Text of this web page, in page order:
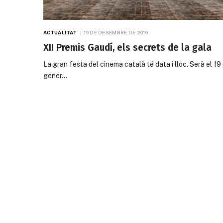
ACTUALITAT 19 DE DESEMBRE DE 2019
XII Premis Gaudí, els secrets de la gala
La gran festa del cinema català té data i lloc. Serà el 19
gener…